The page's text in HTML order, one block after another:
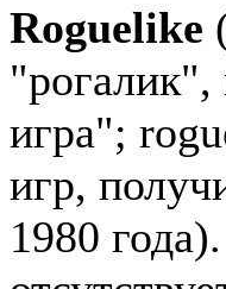
Roguelike
"рогалик",
игра";
игр,
1980